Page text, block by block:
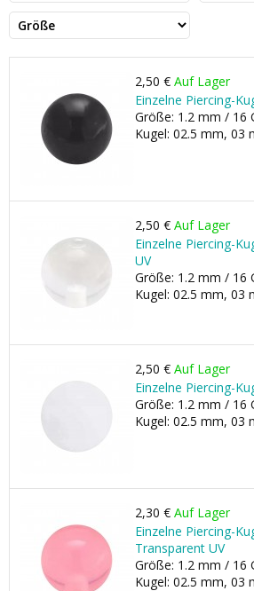
2,50 € Auf Lager
Einzelne Piercing-
Größe: 1.2 mm / 16
Kugel: 02.5 mm, 03
2,50 € Auf Lager
Einzelne Piercing-
UV
Größe: 1.2 mm / 16
Kugel: 02.5 mm, 03
2,50 € Auf Lager
Einzelne Piercing-
Größe: 1.2 mm / 16
Kugel: 02.5 mm, 03
2,30 € Auf Lager
Einzelne Piercing-
Transparent UV
Größe: 1.2 mm / 16
Kugel: 02.5 mm, 03